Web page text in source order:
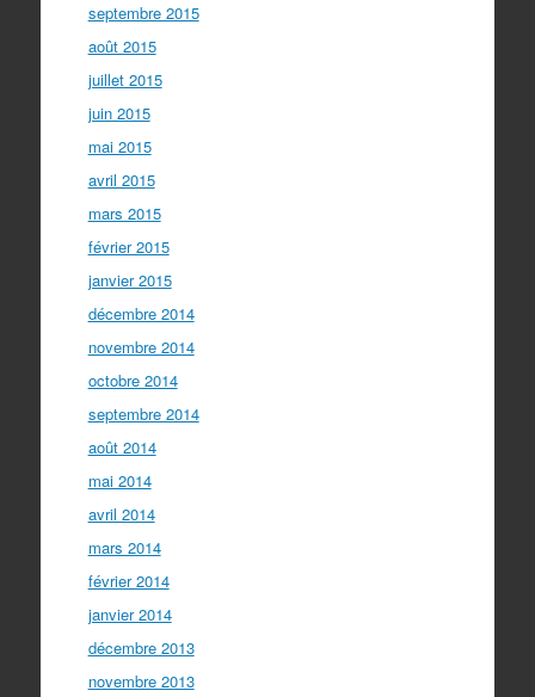
septembre 2015
août 2015
juillet 2015
juin 2015
mai 2015
avril 2015
mars 2015
février 2015
janvier 2015
décembre 2014
novembre 2014
octobre 2014
septembre 2014
août 2014
mai 2014
avril 2014
mars 2014
février 2014
janvier 2014
décembre 2013
novembre 2013